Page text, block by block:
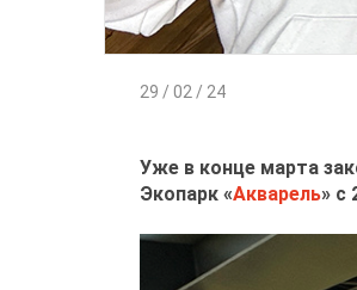
29 / 02 / 24
Уже в конце марта
Экопарк «Акварель» с